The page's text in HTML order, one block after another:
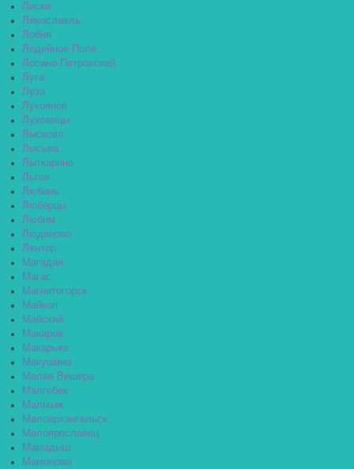
Лиски
Лихославль
Лобня
Лодейное Поле
Лосино-Петровский
Луга
Луза
Лукоянов
Луховицы
Лысково
Лысьва
Лыткарино
Льгов
Любань
Люберцы
Любим
Людиново
Лянтор
Магадан
Магас
Магнитогорск
Майкоп
Майский
Макаров
Макарьев
Макушино
Малая Вишера
Малгобек
Малмыж
Малоархангельск
Малоярославец
Мамадыш
Мамоново